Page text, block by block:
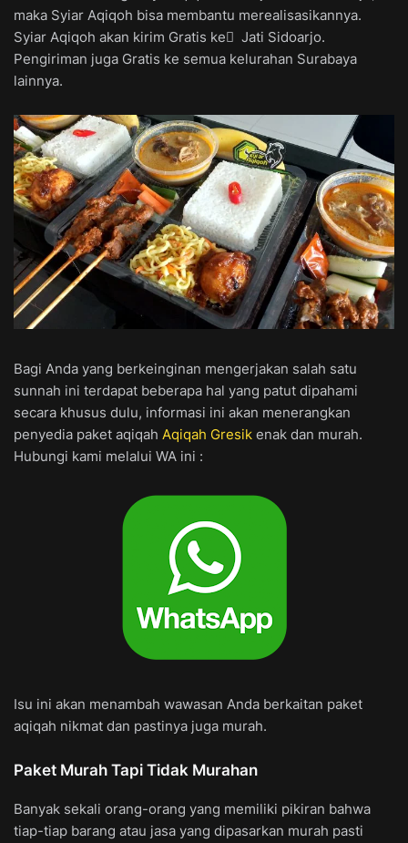
maka Syiar Aqiqoh bisa membantu merealisasikannya.
Syiar Aqiqoh akan kirim Gratis ke ِ Jati Sidoarjo.
Pengiriman juga Gratis ke semua kelurahan Surabaya
lainnya.
Bagi Anda yang berkeinginan mengerjakan salah satu
sunnah ini terdapat beberapa hal yang patut dipahami
secara khusus dulu, informasi ini akan menerangkan
penyedia paket aqiqah Aqiqah Gresik enak dan murah.
Hubungi kami melalui WA ini :
Isu ini akan menambah wawasan Anda berkaitan paket
aqiqah nikmat dan pastinya juga murah.
Paket Murah Tapi Tidak Murahan
Banyak sekali orang-orang yang memiliki pikiran bahwa
tiap-tiap barang atau jasa yang dipasarkan murah pasti